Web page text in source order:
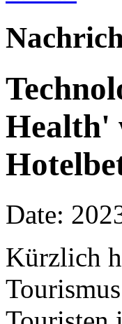
Health'
Date:
Kürzlich